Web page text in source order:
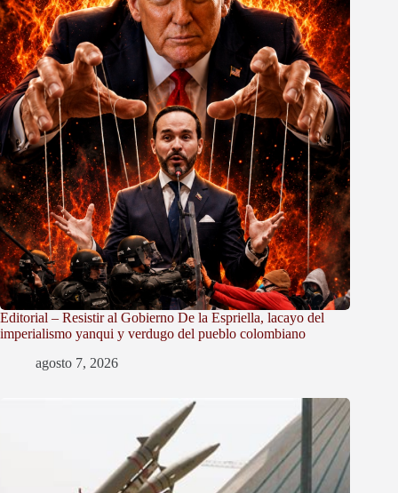
Editorial – Resistir al Gobierno De la Espriella, lacayo del
imperialismo yanqui y verdugo del pueblo colombiano
agosto 7, 2026